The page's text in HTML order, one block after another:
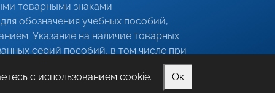
с использованием cookie. Ок
товарными знаками
обозначения учебных пособий,
Указание на наличие товарных
серий пособий, в том числе при
предоставлением недостоверных
товара.